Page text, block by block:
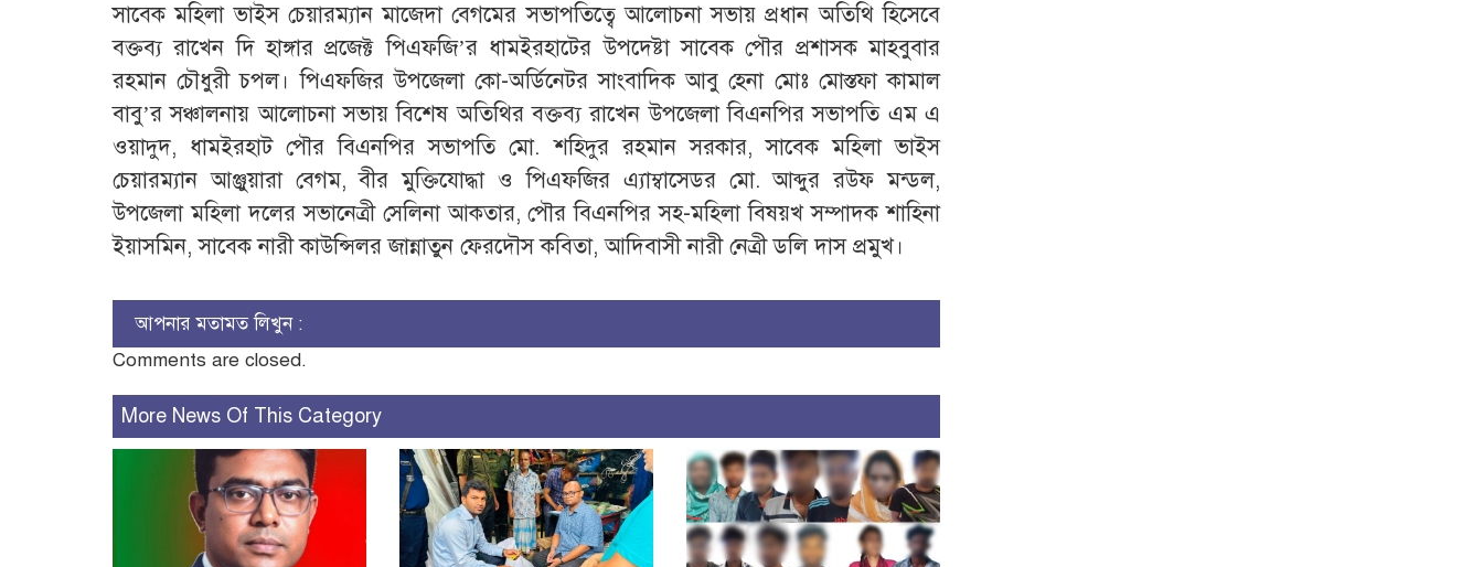
সাবেক মহিলা ভাইস চেয়ারম্যান মাজেদা বেগমের সভাপতিত্বে আলোচনা সভায় প্রধান অতিথি হিসেবে
বক্তব্য রাখেন দি হাঙ্গার প্রজেক্ট পিএফজি’র ধামইরহাটের উপদেষ্টা সাবেক পৌর প্রশাসক মাহবুবার
রহমান চৌধুরী চপল। পিএফজির উপজেলা কো-অর্ডিনেটর সাংবাদিক আবু হেনা মোঃ মোস্তফা কামাল
বাবু’র সঞ্চালনায় আলোচনা সভায় বিশেষ অতিথির বক্তব্য রাখেন উপজেলা বিএনপির সভাপতি এম এ
ওয়াদুদ, ধামইরহাট পৌর বিএনপির সভাপতি মো. শহিদুর রহমান সরকার, সাবেক মহিলা ভাইস
চেয়ারম্যান আঞ্জুয়ারা বেগম, বীর মুক্তিযোদ্ধা ও পিএফজির এ্যাম্বাসেডর মো. আব্দুর রউফ মন্ডল,
উপজেলা মহিলা দলের সভানেত্রী সেলিনা আকতার, পৌর বিএনপির সহ-মহিলা বিষয়খ সম্পাদক শাহিনা
ইয়াসমিন, সাবেক নারী কাউন্সিলর জান্নাতুন ফেরদৌস কবিতা, আদিবাসী নারী নেত্রী ডলি দাস প্রমুখ।
আপনার মতামত লিখুন :
Comments are closed.
More News Of This Category